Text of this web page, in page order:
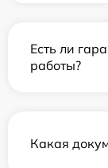
Есть ли
работы?
Какая